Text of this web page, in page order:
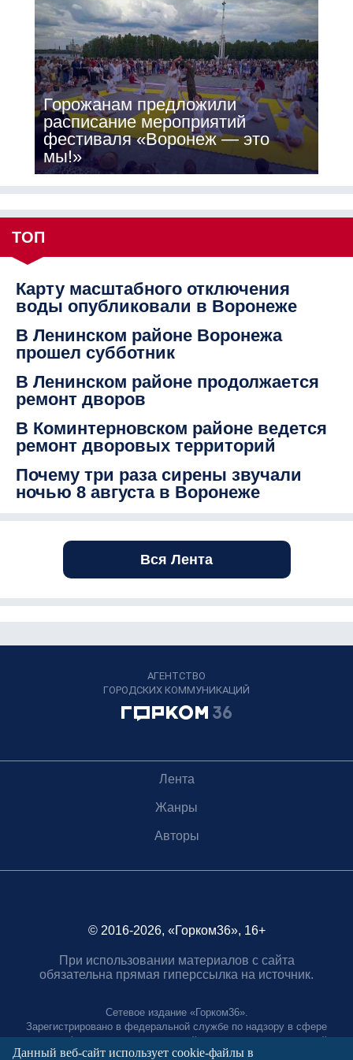
Горожанам предложили
расписание мероприятий
фестиваля «Воронеж — это
мы!»
ТОП
Карту масштабного отключения
воды опубликовали в Воронеже
В Ленинском районе Воронежа
прошел субботник
В Ленинском районе продолжается
ремонт дворов
В Коминтерновском районе ведется
ремонт дворовых территорий
Почему три раза сирены звучали
ночью 8 августа в Воронеже
Вся Лента
АГЕНТСТВО
ГОРОДСКИХ КОММУНИКАЦИЙ
Лента
Жанры
Авторы
© 2016-2026, «Горком36», 16+
При использовании материалов с сайта
обязательна прямая гиперссылка на источник.
Сетевое издание «Горком36».
Зарегистрировано в федеральной службе по надзору в сфере
связи, информационных технологий и массовых коммуникаций.
Регистрационный номер ЭЛ № ФС77-88966 от 21 января 2025 г.
Данный веб-сайт использует cookie-файлы в